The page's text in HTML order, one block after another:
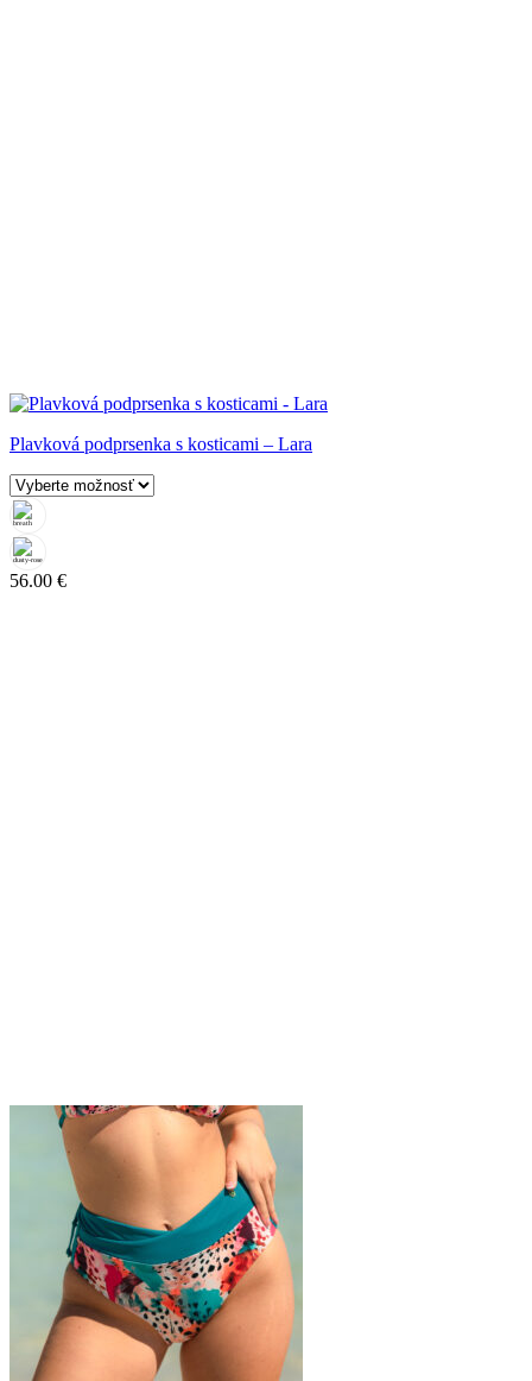
Plavková podprsenka s kosticami – Lara
56.00 €